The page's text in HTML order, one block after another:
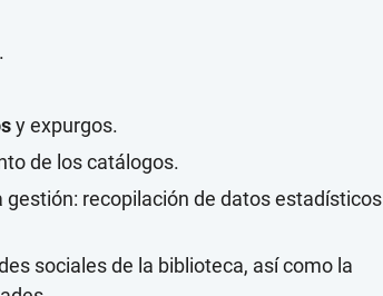
y expurgos.
de los catálogos.
gestión: recopilación de datos estadísticos
sociales de la biblioteca, así como la